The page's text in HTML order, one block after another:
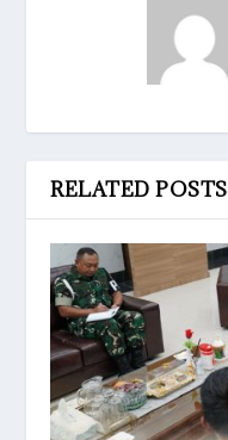
RELATED POSTS